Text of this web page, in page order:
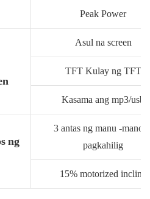
Peak Power
Asul na screen
TFT Kulay ng TFT
Kasama ang mp3/usb
ng
3 antas ng manu -
pagkahilig
15% motorized incline